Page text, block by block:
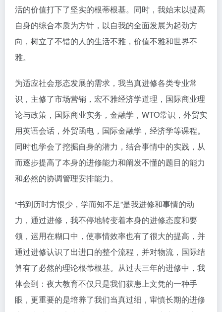
活的价值打下了坚实的根蒂根基。同时，我始末以提高
自身的综合本质为方针，以自我的全面发展为起劲方
向，树立了不错的人的生活不雅，价值不雅和世界不
雅。
为适应社会形态发展的需求，我当真进修各类专业常
识，主修了市场营销，宏不雅经济学道理，国际商业理
论与政策，国际商业实务，金融学，WTO常识，外贸实
用英语会话，外贸函电，国际金融学，经济学等课程。
同时也学会了挖掘自身的潜力，结合事情中的实践，从
而逐步提高了本身的进修能力和阐发不懂的题目的能力
和必然的协调管理安排能力。
“书到历时方恨少，学而知不足”是我进修和事情的动
力，通过进修，我不停地转变着本身的进修态度和要
领，运用在糊口中，使事情效率也有了很大的提高，并
通过进修认识了出进口的整个流程，并对物流，国际结
算有了必然的理论根蒂根基。从过去三年的进修中，我
体会到：夜大教育不仅只是我们获患上文凭的一种手
眼，更重要的是培养了我们当真过细，审慎长期的进修